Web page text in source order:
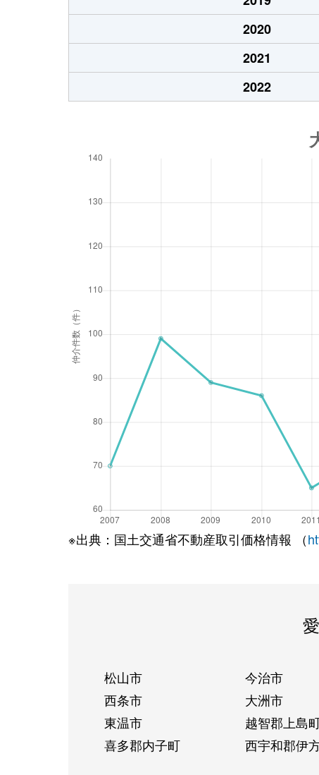
2020
2021
2022
※出典：国土交通省不動産取引価格情報 （
松山市 今治市
西条市
大洲市
東温市
越智郡上島
喜多郡内子町
西宇和郡伊